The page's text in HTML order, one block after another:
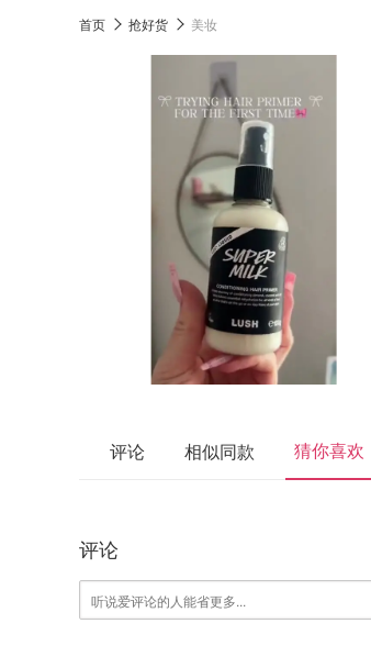
首页 抢好货 美妆
评论 相似同款 猜你喜欢
评论